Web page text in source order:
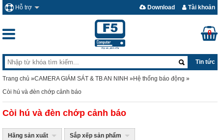
Hỗ trợ Tài khoản
Download
0
Tin tức
Trang chủ »CAMERA GIÁM SÁT & TB AN NINH »Hệ thống báo động »
Còi hú và đèn chớp cảnh báo
Còi hú và đèn chớp cảnh báo
Hãng sản xuất Sắp xếp sản phẩm